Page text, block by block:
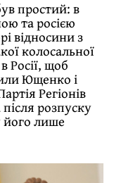
простий: в
та росією
відносини з
колосальної
Росії, щоб
Ющенко і
Регіонів
розпуску
лише